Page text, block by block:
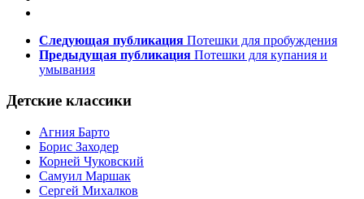
Следующая публикация Потешки для пробуждения
Предыдущая публикация Потешки для купания и
умывания
Детские классики
Агния Барто
Борис Заходер
Корней Чуковский
Самуил Маршак
Сергей Михалков